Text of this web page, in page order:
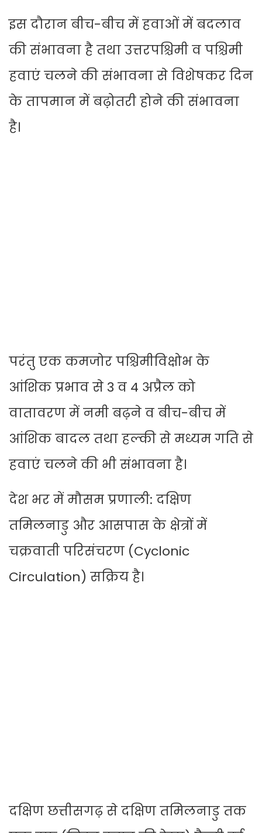
इस दौरान बीच-बीच में हवाओं में बदलाव
की संभावना है तथा उत्तरपश्चिमी व पश्चिमी
हवाएं चलने की संभावना से विशेषकर दिन
के तापमान में बढ़ोतरी होने की संभावना
है।
परंतु एक कमजोर पश्चिमीविक्षोभ के
आंशिक प्रभाव से 3 व 4 अप्रैल को
वातावरण में नमी बढ़ने व बीच-बीच में
आंशिक बादल तथा हल्की से मध्यम गति से
हवाएं चलने की भी संभावना है।
देश भर में मौसम प्रणाली: दक्षिण
तमिलनाडु और आसपास के क्षेत्रों में
चक्रवाती परिसंचरण (Cyclonic
Circulation) सक्रिय है।
दक्षिण छत्तीसगढ़ से दक्षिण तमिलनाडु तक